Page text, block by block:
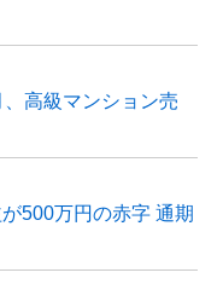
高級マンション売
500万円の赤字 通期